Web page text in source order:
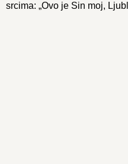
srcima: „Ovo je Sin moj,